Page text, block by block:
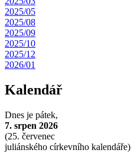
2025/05
2025/08
2025/09
2025/10
2025/12
2026/01
Kalendář
Dnes je pátek,
7. srpen 2026
(25. červenec
juliánského církevního kalendáře)